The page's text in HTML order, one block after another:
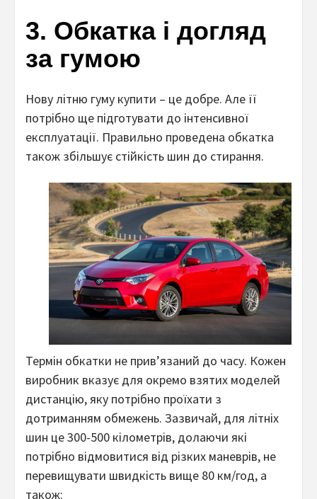
3. Обкатка і догляд
за гумою
Нову літню гуму купити – це добре. Але її
потрібно ще підготувати до інтенсивної
експлуатації. Правильно проведена обкатка
також збільшує стійкість шин до стирання.
Термін обкатки не прив’язаний до часу. Кожен
виробник вказує для окремо взятих моделей
дистанцію, яку потрібно проїхати з
дотриманням обмежень. Зазвичай, для літніх
шин це 300-500 кілометрів, долаючи які
потрібно відмовитися від різких маневрів, не
перевищувати швидкість вище 80 км/год, а
також: